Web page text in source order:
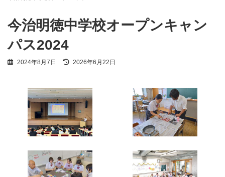
今治明徳中学校オープンキャン
パス2024
2024年8月7日
最
新
日
時
:
2026年6月22日